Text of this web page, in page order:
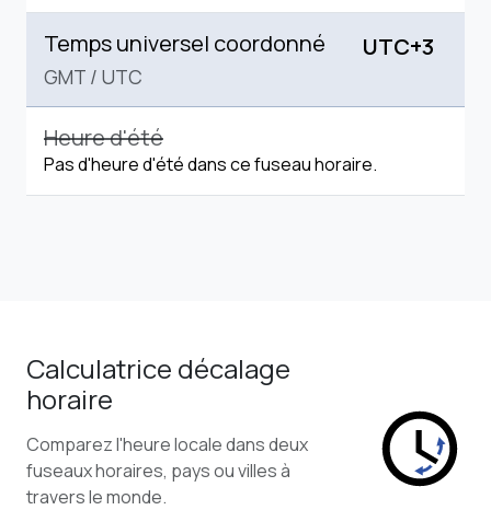
Temps universel coordonné
GMT / UTC
UTC+3
Heure d'été
Pas d'heure d'été dans ce fuseau horaire.
Calculatrice décalage
horaire
Comparez l'heure locale dans deux
fuseaux horaires, pays ou villes à
travers le monde.